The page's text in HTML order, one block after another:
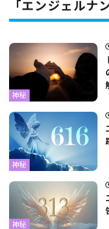
「エンジェルナ
神秘
神秘
神秘